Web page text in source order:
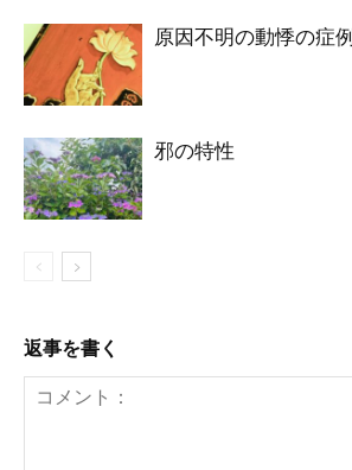
原因不明の動悸の症例
邪の特性
返事を書く